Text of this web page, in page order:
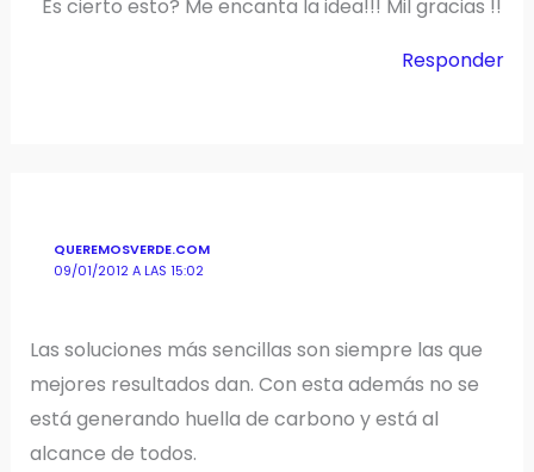
Es cierto esto? Me encanta la idea!!! Mil gracias !!
Responder
QUEREMOSVERDE.COM
09/01/2012 A LAS 15:02
Las soluciones más sencillas son siempre las que
mejores resultados dan. Con esta además no se
está generando huella de carbono y está al
alcance de todos.